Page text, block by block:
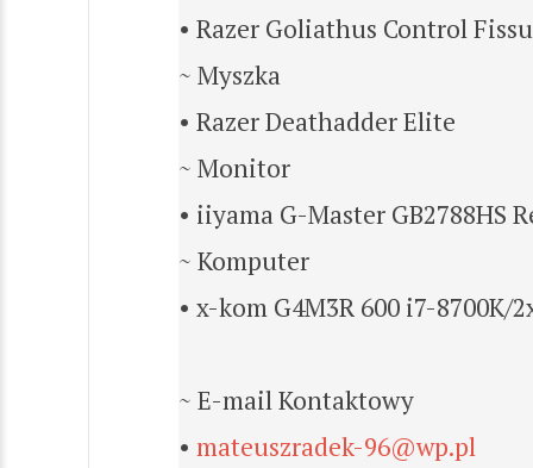
• Razer Goliathus Control
~ Myszka
• Razer Deathadder Elite
~ Monitor
• iiyama G-Master GB2788HS
~ Komputer
• x-kom G4M3R 600 i7-8700K/
~ E-mail Kontaktowy
• mateuszradek-96@wp.pl